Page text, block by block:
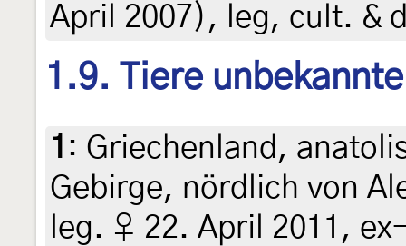
April 2007), leg, cult. &
1.9. Tiere
1 : Griechenland,
Gebirge, nördlich von
leg. ♀ 22. April 2011,